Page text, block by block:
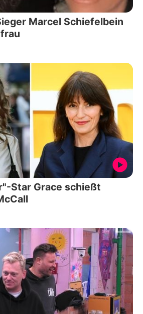
Marcel Schiefelbein
Star Grace schießt